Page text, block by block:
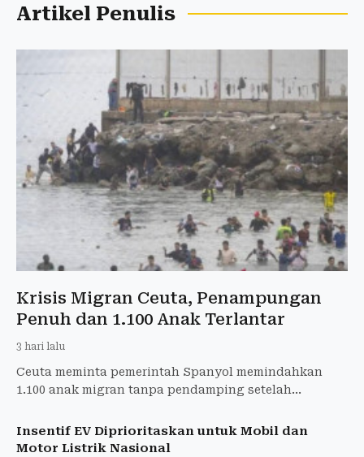
Artikel Penulis
Krisis Migran Ceuta, Penampungan
Penuh dan 1.100 Anak Terlantar
3 hari lalu
Ceuta meminta pemerintah Spanyol memindahkan
1.100 anak migran tanpa pendamping setelah
penuh.
Insentif EV Diprioritaskan untuk Mobil dan
Motor Listrik Nasional